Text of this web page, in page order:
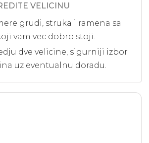
VELICINU
grudi, struka i ramena sa
vam vec dobro stoji.
dve velicine, sigurniji izbor
uz eventualnu doradu.